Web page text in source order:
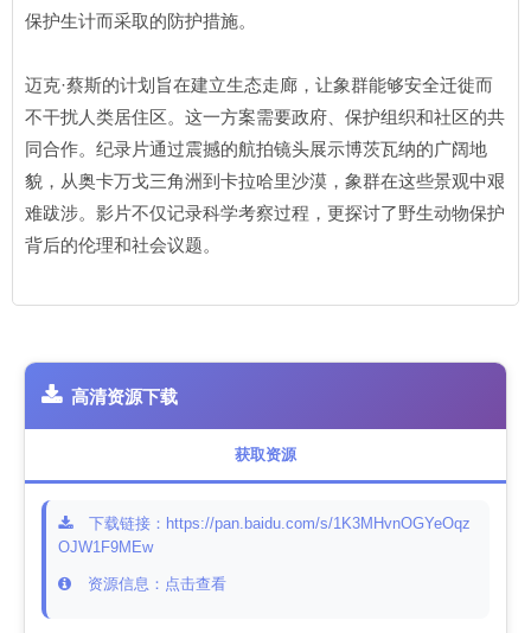
保护生计而采取的防护措施。
迈克·蔡斯的计划旨在建立生态走廊，让象群能够安全迁徙而
不干扰人类居住区。这一方案需要政府、保护组织和社区的共
同合作。纪录片通过震撼的航拍镜头展示博茨瓦纳的广阔地
貌，从奥卡万戈三角洲到卡拉哈里沙漠，象群在这些景观中艰
难跋涉。影片不仅记录科学考察过程，更探讨了野生动物保护
背后的伦理和社会议题。
高清资源下载
获取资源
下载链接：https://pan.baidu.com/s/1K3MHvnOGYeOqz
OJW1F9MEw
资源信息：点击查看